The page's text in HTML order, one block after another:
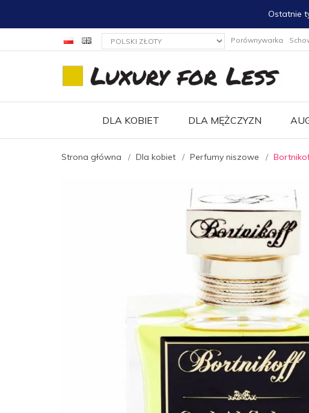
Ostatnie
currency_h Porównywarka
DLA KOBIET DLA MĘŻCZYZN
Strona główna Dla kobiet Perfumy niszowe